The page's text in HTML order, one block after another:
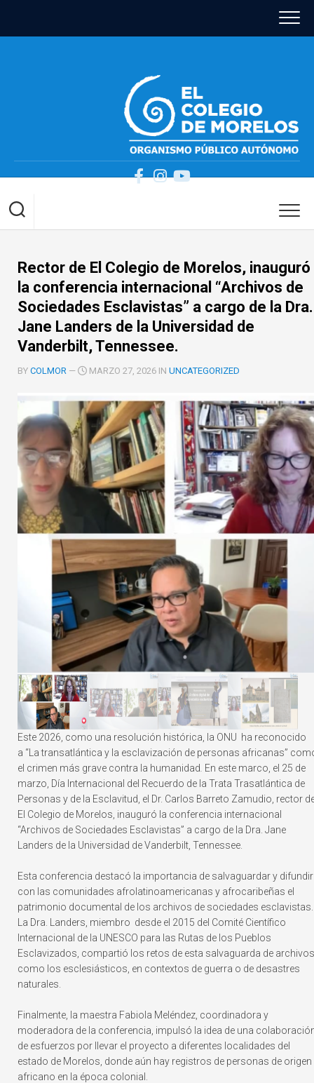
content
Rector de El Colegio de Morelos, inauguró
la conferencia internacional “Archivos de
Sociedades Esclavistas” a cargo de la Dra.
Jane Landers de la Universidad de
Vanderbilt, Tennessee.
BY COLMOR — MARZO 27, 2026 IN UNCATEGORIZED
Este 2026, como una resolución histórica, la ONU ha reconocido
a “La transatlántica y la esclavización de personas africanas”
el crimen más grave contra la humanidad En este marco, el 25 de
marzo, Día Internacional del Recuerdo de la Trata Trasatlántica de
Personas y de la Esclavitud, el Dr. Carlos Barreto Zamudio, rector
El Colegio de Morelos, inauguró la conferencia internacional
“Archivos de Sociedades Esclavistas” a cargo de la Dra. Jane
Landers de la Universidad de Vanderbilt, Tennessee.
Esta conferencia destacó la importancia de salvaguardar y difundir
con las comunidades afrolatinoamericanas y afrocaribeñas el
patrimonio documental de los archivos de sociedades esclavistas.
La Dra. Landers, miembro desde el 2015 del Comité Científico
Internacional de la UNESCO para las Rutas de los Pueblos
Esclavizados, compartió los retos de esta salvaguarda de
como los esclesiásticos, en contextos de guerra o de desastres
naturales.
Finalmente, la maestra Fabiola Meléndez, coordinadora y
moderadora de la conferencia, impulsó la idea de una
de esfuerzos por llevar el proyecto a diferentes localidades del
estado de Morelos, donde aún hay registros de personas de origen
africano en la época colonial.